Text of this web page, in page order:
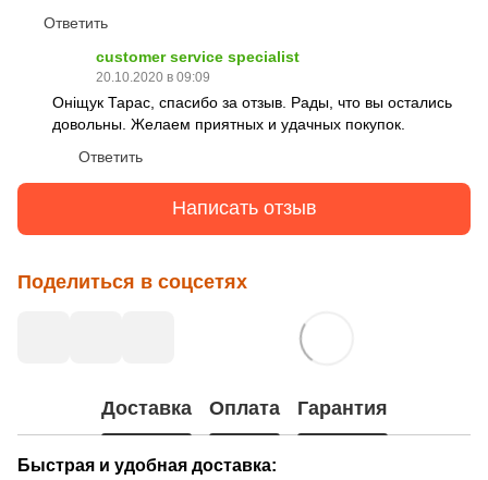
Ответить
customer service specialist
20.10.2020 в 09:09
Оніщук Тарас, спасибо за отзыв. Рады, что вы остались
довольны. Желаем приятных и удачных покупок.
Ответить
Написать отзыв
Поделиться в соцсетях
Доставка Оплата Гарантия
Быстрая и удобная доставка: